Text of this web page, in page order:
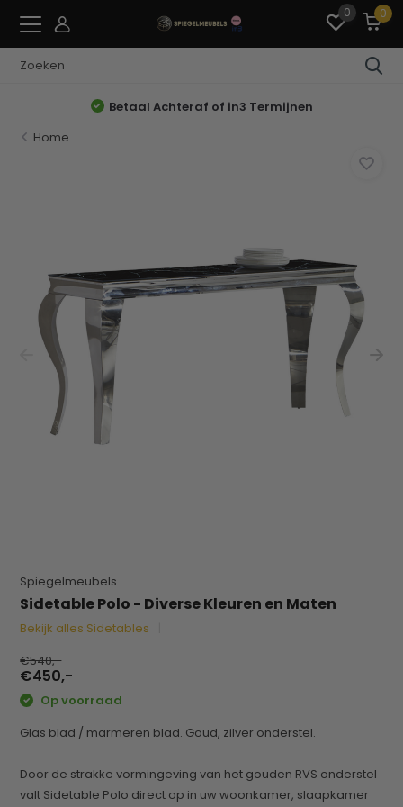
0 0
Betaal Achteraf of in3 Termijnen
Home
Spiegelmeubels
Sidetable Polo - Diverse Kleuren en Maten
Bekijk alles Sidetables
€540,-
€450,-
Op voorraad
Glas blad / marmeren blad. Goud, zilver onderstel.
Door de strakke vormingeving van het gouden RVS onderstel
valt Sidetable Polo direct op in uw woonkamer, slaapkamer